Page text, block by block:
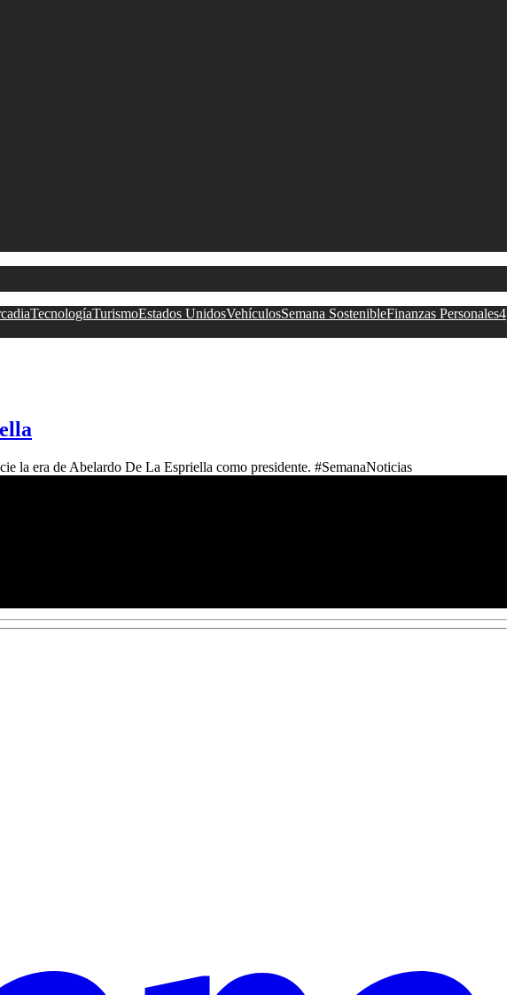
TecnologíaTurismoEstados UnidosVehículosSemana SostenibleFinanzas Personales4
la era de Abelardo De La Espriella como presidente. #SemanaNoticias